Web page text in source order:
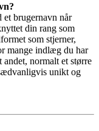
et brugernavn når
din rang som
som stjerner,
mange indlæg du har
andet, normalt et større
unikt og